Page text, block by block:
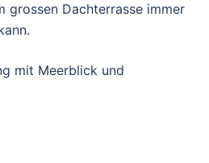
grossen Dachterrasse immer